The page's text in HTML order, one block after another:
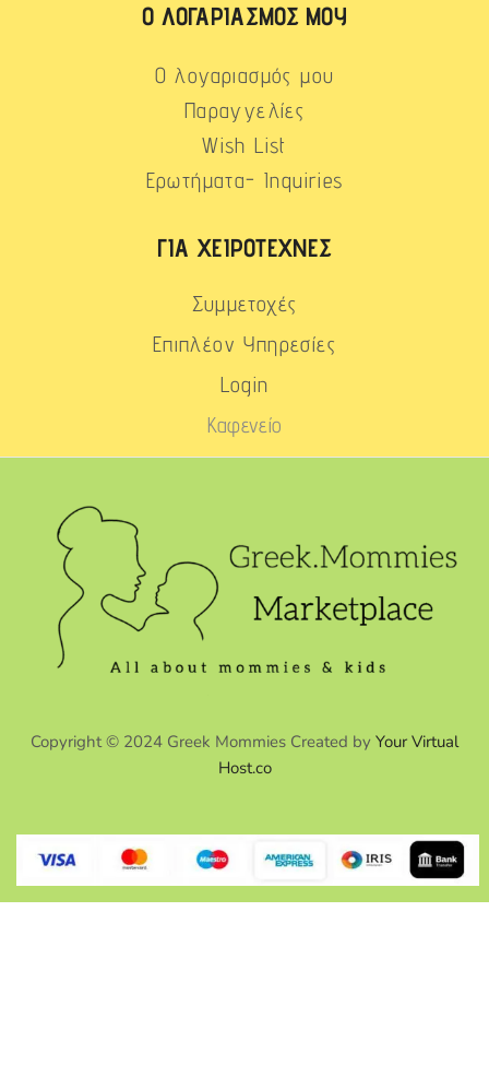
Ο ΛΟΓΑΡΙΑΣΜΌΣ ΜΟΥ
Ο λογαριασμός μου
Παραγγελίες
Wish List
Ερωτήματα- Inquiries
ΓΙΑ ΧΕΙΡΟΤΈΧΝΕΣ
Συμμετοχές
Επιπλέον Υπηρεσίες
Login
Καφενείο
Copyright © 2024 Greek Mommies Created by Your Virtual
Host.co